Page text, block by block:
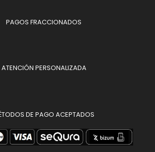
PAGOS FRACCIONADOS
ATENCIÓN PERSONALIZADA
DE PAGO ACEPTADOS